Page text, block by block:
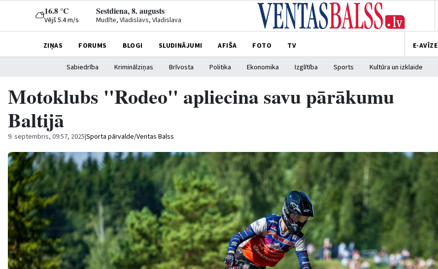
16.8 °C
Vējš 5.4 m/s
Sestdiena, 8. augusts
Mudīte, Vladislavs, Vladislava
ZIŅAS FORUMS BLOGI SLUDINĀJUMI AFIŠA FOTO TV E-AVĪZE
Sabiedrība Kriminālziņas Brīvosta Politika Ekonomika Izglītība Sports Kultūra un izklaide
Motoklubs ''Rodeo'' apliecina savu pārākumu
Baltijā
9. septembris, 09:57, 2025|Sporta pārvalde/Ventas Balss